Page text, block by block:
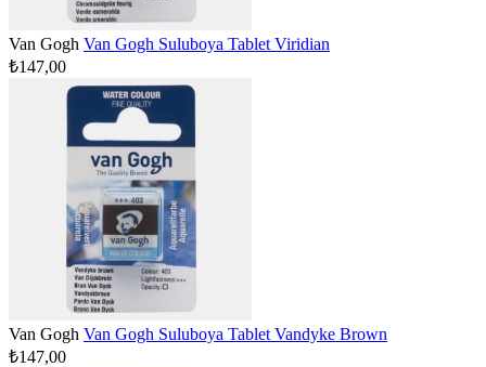
Van Gogh Van Gogh Suluboya Tablet Viridian
₺147,00
Van Gogh Van Gogh Suluboya Tablet Vandyke Brown
₺147,00